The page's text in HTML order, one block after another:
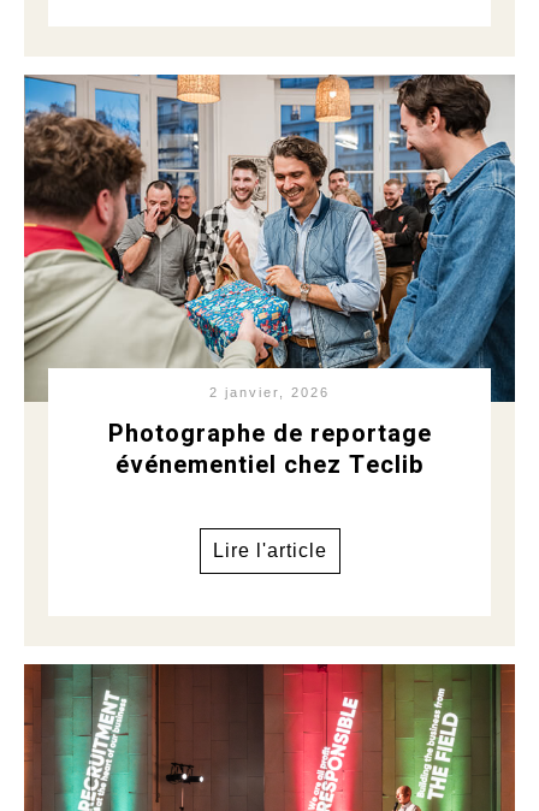
2 janvier, 2026
Photographe de reportage
événementiel chez Teclib
Lire l'article